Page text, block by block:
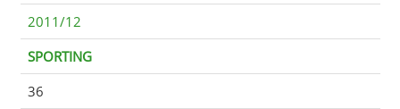
2011/12
SPORTING
36